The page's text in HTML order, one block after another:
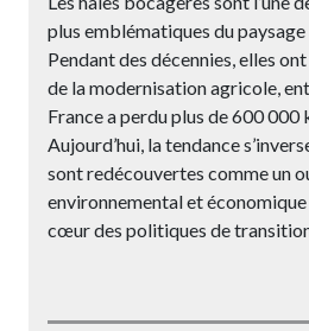
plus emblématiques du
Pendant des décennies, elles
de la modernisation agricole,
France a perdu plus de 600 000
Aujourd’hui, la tendance
sont redécouvertes comme un
environnemental et
cœur des politiques de